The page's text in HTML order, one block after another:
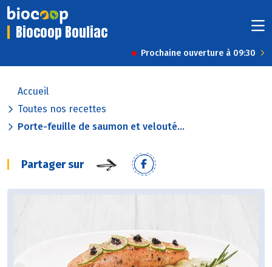
Biocoop Bouliac
Prochaine ouverture à 09:30
Accueil
Toutes nos recettes
Porte-feuille de saumon et velouté...
Partager sur